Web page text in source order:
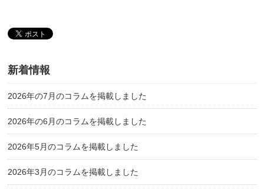
新着情報
2026年の7月のコラムを掲載しました
2026年の6月のコラムを掲載しました
2026年5月のコラムを掲載しました
2026年3月のコラムを掲載しました